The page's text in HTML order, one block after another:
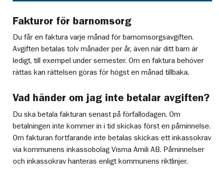
Fakturor för barnomsorg
Du får en faktura varje månad för barnomsorgsavgiften.
Avgiften betalas tolv månader per år, även när ditt barn är
ledigt, till exempel under semester. Om en faktura behöver
rättas kan rättelsen göras för högst en månad tillbaka.
Vad händer om jag inte betalar avgiften?
Du ska betala fakturan senast på förfallodagen. Om
betalningen inte kommer in i tid skickas först en påminnelse.
Om fakturan fortfarande inte betalas skickas ett inkassokrav
via kommunens inkassobolag Visma Amili AB. Påminnelser
och inkassokrav hanteras enligt kommunens riktlinjer.